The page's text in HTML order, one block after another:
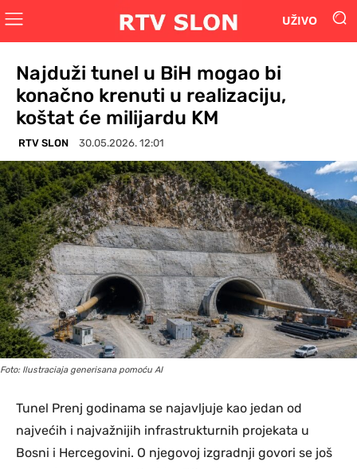
UŽIVO
Najduži tunel u BiH mogao bi
konačno krenuti u realizaciju,
koštat će milijardu KM
RTV SLON 30.05.2026. 12:01
Foto: Ilustraciaja generisana pomoću AI
Tunel Prenj godinama se najavljuje kao jedan od
najvećih i najvažnijih infrastrukturnih projekata u
Bosni i Hercegovini. O njegovoj izgradnji govori se još